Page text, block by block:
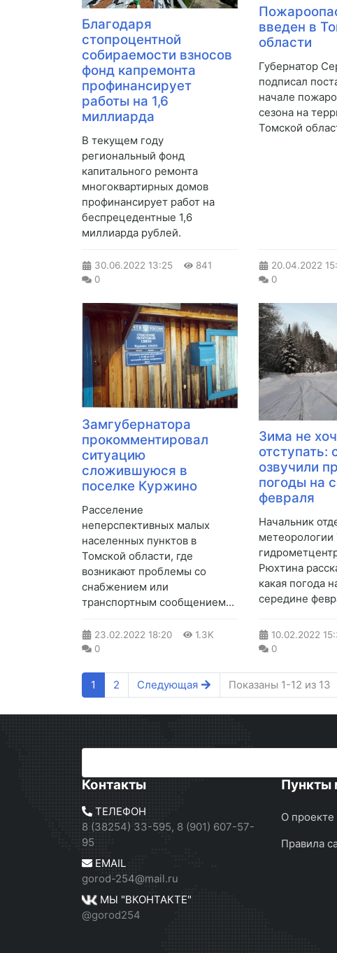
Благодаря
стопроцентной
собираемости взносов
фонд капремонта
профинансирует
работы на 1,6
миллиарда
​В текущем году
региональный фонд
капитального ремонта
многоквартирных домов
профинансирует работ на
беспрецедентные 1,6
миллиарда рублей.
30.06.2022 13:25
841
0
введен в
области
Губернатор
подписал
начале
сезона на
Томской
20.04.2022
0
Замгубернатора
прокомментировал
ситуацию
сложившуюся в
поселке Куржино
​Расселение
неперспективных малых
населенных пунктов в
Томской области, где
возникают проблемы со
снабжением или
транспортным сообщением...
23.02.2022 18:20
1.3K
0
Зима не
отступать:
озвучили
погоды на
февраля
​Начальник
метеорологии
Рюхтина
какая погода
середине
10.02.2022
0
1 2 Следующая Показаны 1-12 из 13
Контакты
ТЕЛЕФОН
8 (38254) 33-595, 8 (901) 607-57-
95
EMAIL
gorod-254@mail.ru
МЫ "ВКОНТАКТЕ"
@gorod254
Пункты
О проекте
Правила